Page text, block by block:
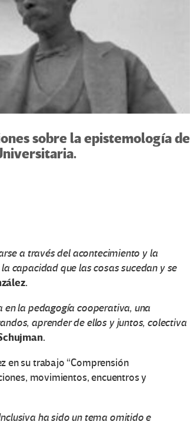
sobre la epistemología de
a través del acontecimiento y la
capacidad que las cosas sucedan y se
en la pedagogía cooperativa, una
aprender de ellos y juntos, colectiva
en su trabajo “Comprensión
movimientos, encuentros y
ha sido un tema omitido e